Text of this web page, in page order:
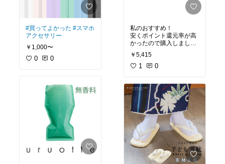
#買ってよかった #スマホ
アクセサリー
￥1,000〜
0 0
私のおすすめ！
安くポイント還元率が高
かったので購入しまし
た！
￥5,415
1 0